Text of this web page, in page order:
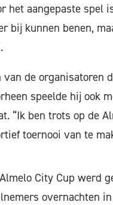
het aangepaste spel
bij kunnen benen,
van de organisatoren
speelde hij ook
“Ik ben trots op de
toernooi van te
City Cup werd
overnachten